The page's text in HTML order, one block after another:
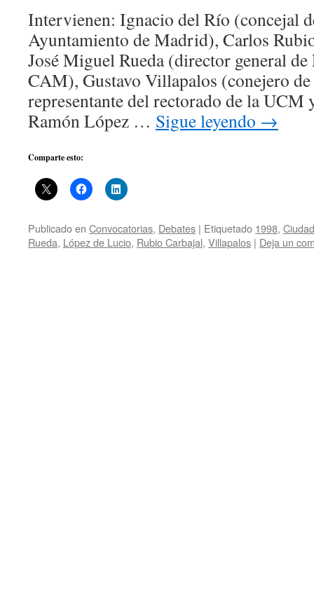
Intervienen: Ignacio del Río (concejal
Ayuntamiento de Madrid), Carlos
José Miguel Rueda (director general
CAM), Gustavo Villapalos (conejero
representante del rectorado de la
Ramón López … Sigue leyendo →
Comparte esto:
Publicado en Convocatorias, Debates | Etiquetado 1998,
Rueda, López de Lucio, Rubio Carbajal, Villapalos | Deja un